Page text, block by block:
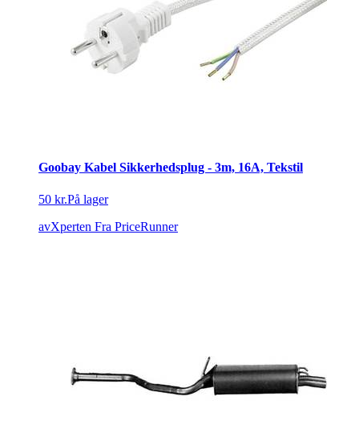
Goobay Kabel Sikkerhedsplug - 3m, 16A, Tekstil
50 kr.På lager
avXperten Fra PriceRunner